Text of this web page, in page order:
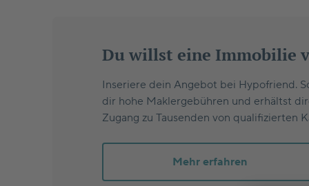
Du willst eine Immobilie
Inseriere dein Angebot bei Hypofriend.
dir hohe Maklergebühren und erhältst
Zugang zu Tausenden von qualifizierten
Mehr erfahren